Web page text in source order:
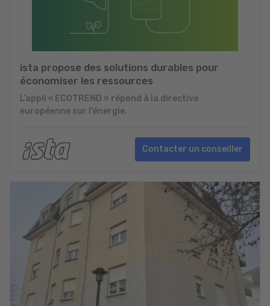
ista propose des solutions durables pour
économiser les ressources
L’appli « ECOTREND » répond à la directive
européenne sur l'énergie.
Contacter un conseiller